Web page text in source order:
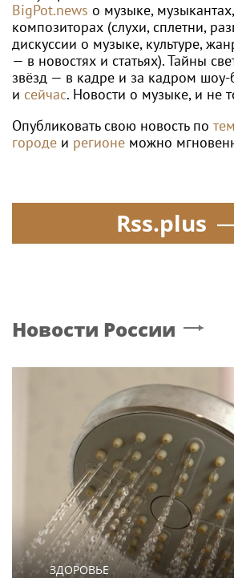
BigPot.news о музыке,
композиторах (слухи, сплетни,
дискуссии о музыке, культуре,
— в новостях и статьях). Тайны
звёзд — в кадре и за кадром шоу-
и сейчас. Новости о музыке, и не
Опубликовать свою новость по
городе и регионе можно
Rss.plus
Новости России
ЗДОРОВЬЕ